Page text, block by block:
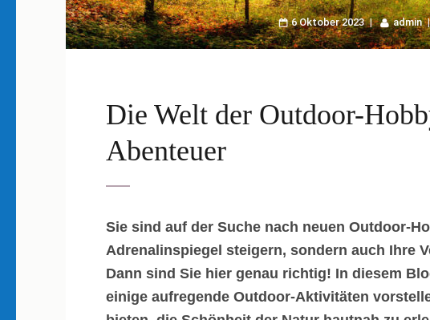
6 Oktober 2023 admin
Die Welt der Outdoor-
Abenteuer
Sie sind auf der Suche nach neuen Outdoor-
Adrenalinspiegel steigern, sondern auch Ihre
Dann sind Sie hier genau richtig! In diesem
einige aufregende Outdoor-Aktivitäten